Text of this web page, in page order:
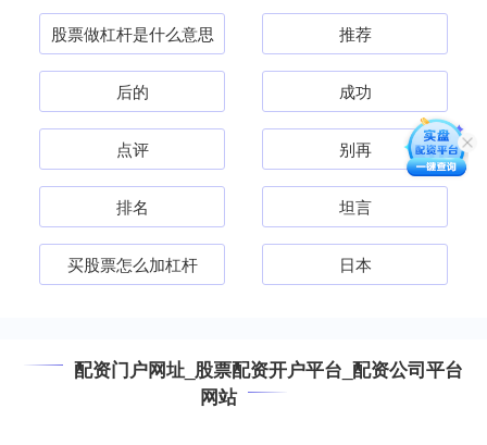
股票做杠杆是什么意思 推荐
后的 成功
点评 别再
排名 坦言
买股票怎么加杠杆 日本
配资门户网址_股票配资开户平台_配资公司平台
网站